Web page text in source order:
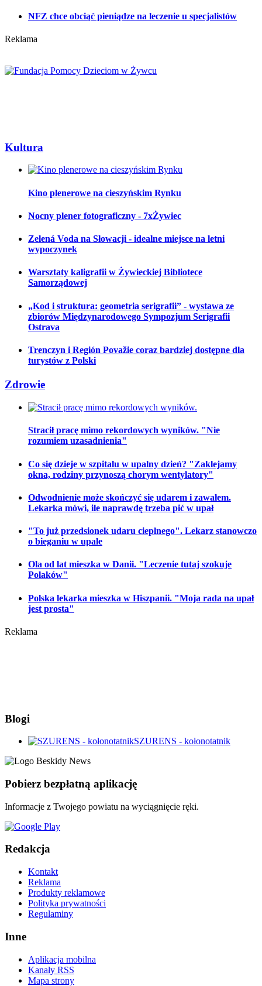
NFZ chce obciąć pieniądze na leczenie u specjalistów
Reklama
Kultura
Kino plenerowe na cieszyńskim Rynku
Nocny plener fotograficzny - 7xŻywiec
Zelená Voda na Słowacji - idealne miejsce na letni
wypoczynek
Warsztaty kaligrafii w Żywieckiej Bibliotece
Samorządowej
„Kod i struktura: geometria serigrafii” - wystawa ze
zbiorów Międzynarodowego Sympozjum Serigrafii
Ostrava
Trenczyn i Región Považie coraz bardziej dostępne dla
turystów z Polski
Zdrowie
Stracił pracę mimo rekordowych wyników. "Nie
rozumiem uzasadnienia"
Co się dzieje w szpitalu w upalny dzień? "Zaklejamy
okna, rodziny przynoszą chorym wentylatory"
Odwodnienie może skończyć się udarem i zawałem.
Lekarka mówi, ile naprawdę trzeba pić w upał
"To już przedsionek udaru cieplnego". Lekarz stanowczo
o bieganiu w upale
Ola od lat mieszka w Danii. "Leczenie tutaj szokuje
Polaków"
Polska lekarka mieszka w Hiszpanii. "Moja rada na upał
jest prosta"
Reklama
Blogi
SZURENS - kołonotatnik
Pobierz bezpłatną aplikację
Informacje z Twojego powiatu na wyciągnięcie ręki.
Redakcja
Kontakt
Reklama
Produkty reklamowe
Polityka prywatności
Regulaminy
Inne
Aplikacja mobilna
Kanały RSS
Mapa strony